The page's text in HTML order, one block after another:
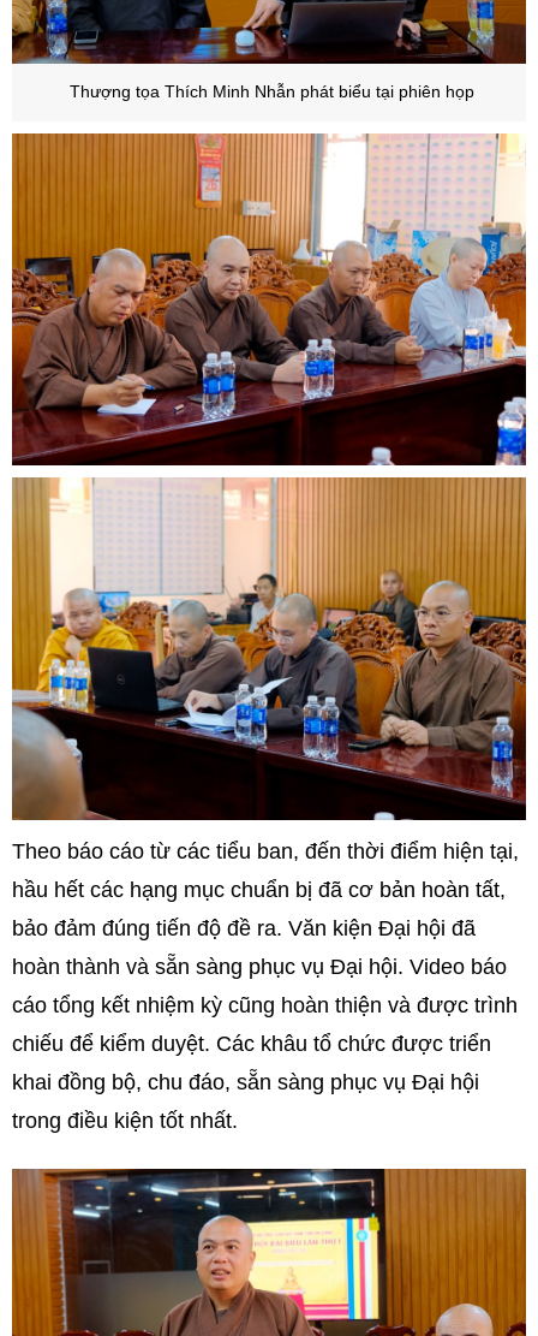
Thượng tọa Thích Minh Nhẫn phát biểu tại phiên họp
Theo báo cáo từ các tiểu ban, đến thời điểm hiện tại,
hầu hết các hạng mục chuẩn bị đã cơ bản hoàn tất,
bảo đảm đúng tiến độ đề ra. Văn kiện Đại hội đã
hoàn thành và sẵn sàng phục vụ Đại hội. Video báo
cáo tổng kết nhiệm kỳ cũng hoàn thiện và được trình
chiếu để kiểm duyệt. Các khâu tổ chức được triển
khai đồng bộ, chu đáo, sẵn sàng phục vụ Đại hội
trong điều kiện tốt nhất.